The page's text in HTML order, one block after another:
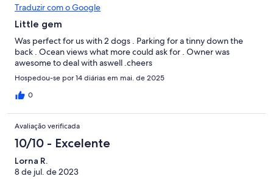
Traduzir com o Google
Little gem
Was perfect for us with 2 dogs . Parking for a tinny down the
back . Ocean views what more could ask for . Owner was
awesome to deal with aswell .cheers
Hospedou-se por 14 diárias em mai. de 2025
0
Avaliação verificada
10/10 - Excelente
Lorna R.
8 de jul. de 2023